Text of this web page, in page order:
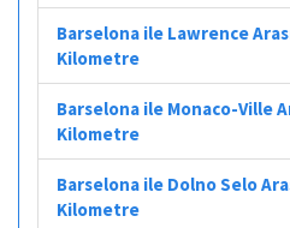
Barselona ile Lawrence
Kilometre
Barselona ile Monaco-Ville
Kilometre
Barselona ile Dolno Selo
Kilometre